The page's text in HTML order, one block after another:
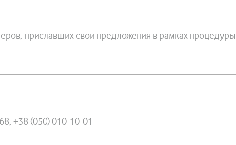
приславших свои предложения в рамках
+38 (050) 010-10-01